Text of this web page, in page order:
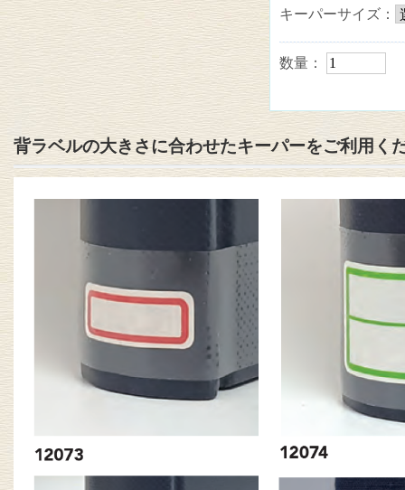
キーパーサイズ：
数量：
背ラベルの大きさに合わせたキーパーをご利用く